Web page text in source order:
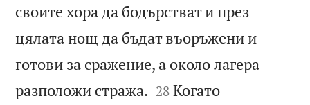
своите хора да бодърстват и през
цялата нощ да бъдат въоръжени и
готови за сражение, а около лагера
разположи стража. 

28 Когато